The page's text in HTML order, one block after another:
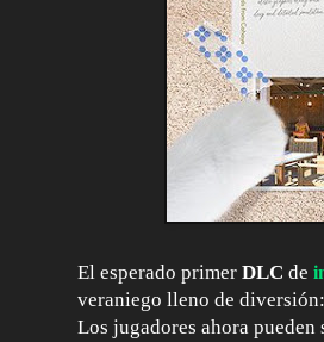
El esperado primer DLC de
veraniego lleno de diversión:
Los jugadores ahora pueden